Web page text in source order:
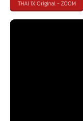
THAI 1X Original - ZOOM